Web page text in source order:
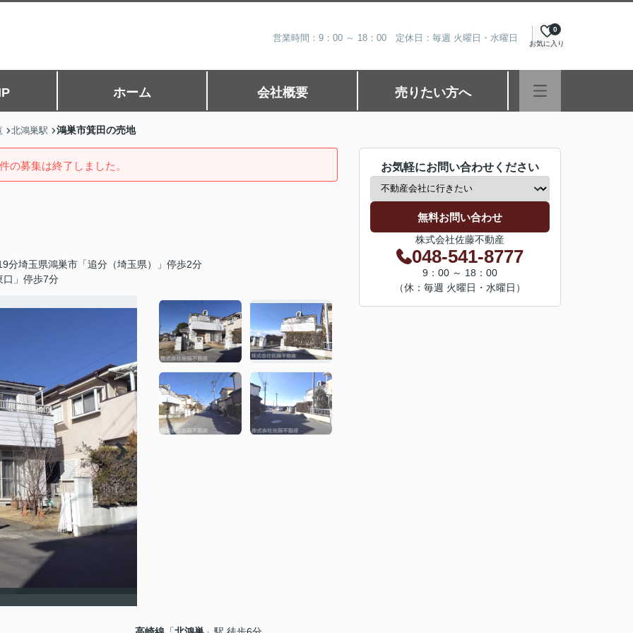
営業時間：9：00 ～ 18：00 定休日：毎週 火曜日・水曜日 お気に入り
0
ホーム 会社概要 売りたい方へ
北鴻巣駅 鴻巣市箕田の売地
の募集は終了しました。
分埼玉県鴻巣市「追分（埼玉県）」停歩2分
口」停歩7分
お気軽にお問い合わせください
無料お問い合わせ
株式会社佐藤不動産
048-541-8777
9：00 ～ 18：00
（休：毎週 火曜日・水曜日）